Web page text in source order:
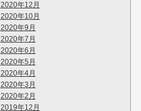
2020年12月
2020年10月
2020年9月
2020年7月
2020年6月
2020年5月
2020年4月
2020年3月
2020年2月
2019年12月